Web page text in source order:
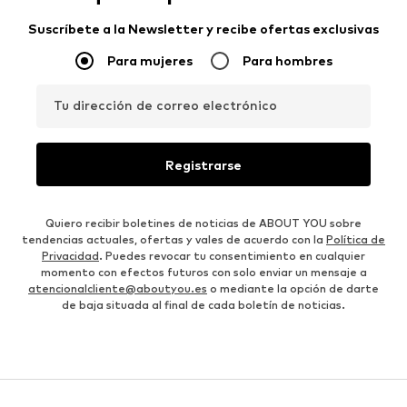
Suscríbete a la Newsletter y recibe ofertas exclusivas
Para mujeres Para hombres
Tu dirección de correo electrónico
Registrarse
Quiero recibir boletines de noticias de ABOUT YOU sobre
tendencias actuales, ofertas y vales de acuerdo con la Política de
Privacidad. Puedes revocar tu consentimiento en cualquier
momento con efectos futuros con solo enviar un mensaje a
atencionalcliente@aboutyou.es o mediante la opción de darte
de baja situada al final de cada boletín de noticias.